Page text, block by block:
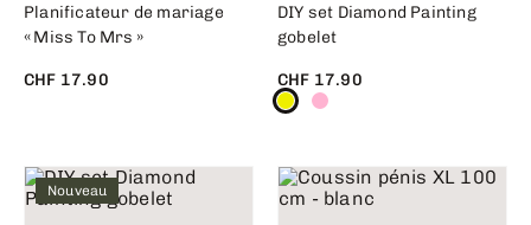
Planificateur de mariage
« Miss To Mrs »
CHF 17.90
DIY set Diamond Painting
gobelet
CHF 17.90
Nouveau